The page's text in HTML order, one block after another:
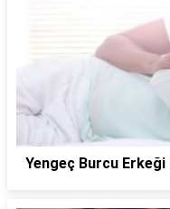
Yengeç Burcu